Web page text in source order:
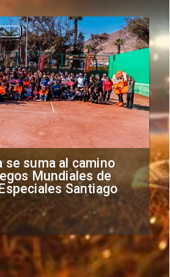
Sifup
por situación